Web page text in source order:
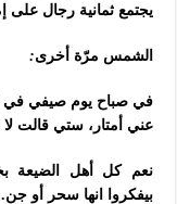
يجتمع ثمانية رجال على
الشمس مرّة أخرى:
في صباح يوم صيفي في
عني أمتار، ستي قالت
نعم كل أهل الضيعة
بيفكروا انها سحر أو جن.